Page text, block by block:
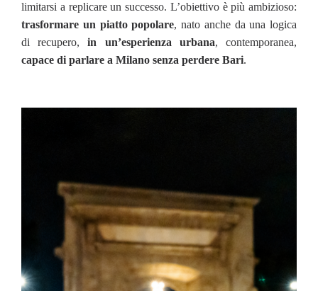
limitarsi a replicare un successo. L’obiettivo è più ambizioso:
trasformare un piatto popolare, nato anche da una logica
di recupero,in un’esperienza urbana, contemporanea,
capace di parlare a Milano senza perdere Bari.